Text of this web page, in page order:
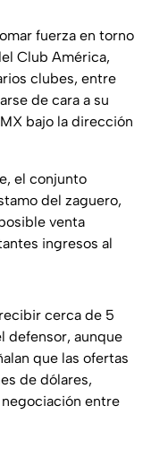
fuerza en torno
Club América,
clubes, entre
de cara a su
bajo la dirección
el conjunto
del zaguero,
venta
ingresos al
cerca de 5
defensor, aunque
que las ofertas
de dólares,
entre